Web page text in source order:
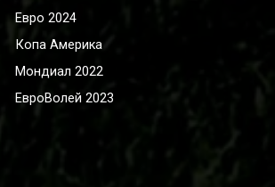
Евро 2024
Копа Америка
Мондиал 2022
ЕвроВолей 2023